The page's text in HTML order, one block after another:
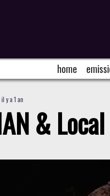
home
il y a 1 an
&